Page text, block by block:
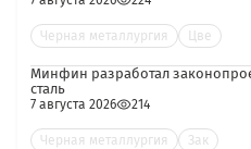
Черная металлургия Цве
Минфин разработал
сталь
7 августа 2026 214
Черная металлургия Зак